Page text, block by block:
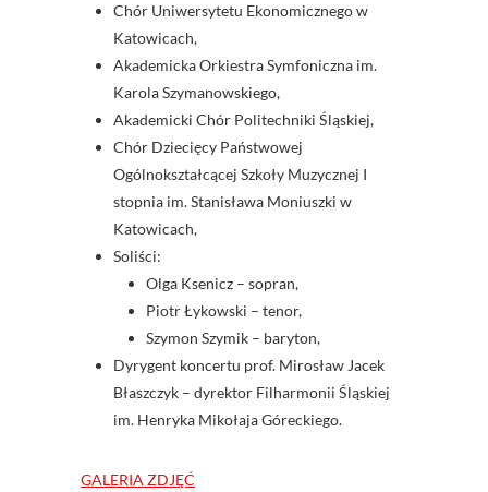
Chór Uniwersytetu Ekonomicznego w
Katowicach,
Akademicka Orkiestra Symfoniczna im.
Karola Szymanowskiego,
Akademicki Chór Politechniki Śląskiej,
Chór Dziecięcy Państwowej
Ogólnokształcącej Szkoły Muzycznej I
stopnia im. Stanisława Moniuszki w
Katowicach,
Soliści:
Olga Ksenicz – sopran,
Piotr Łykowski – tenor,
Szymon Szymik – baryton,
Dyrygent koncertu prof. Mirosław Jacek
Błaszczyk – dyrektor Filharmonii Śląskiej
im. Henryka Mikołaja Góreckiego.
GALERIA ZDJĘĆ